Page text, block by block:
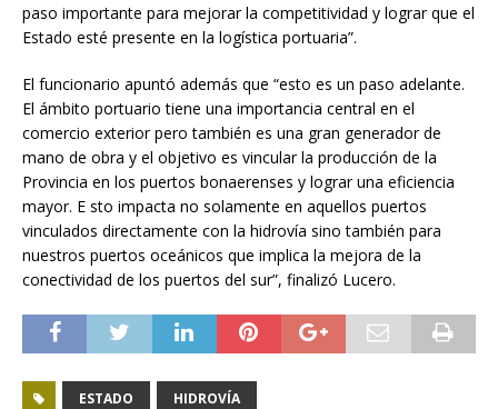
paso importante para mejorar la competitividad y lograr que el
Estado esté presente en la logística portuaria”.
El funcionario apuntó además que “esto es un paso adelante.
El ámbito portuario tiene una importancia central en el
comercio exterior pero también es una gran generador de
mano de obra y el objetivo es vincular la producción de la
Provincia en los puertos bonaerenses y lograr una eficiencia
mayor. E sto impacta no solamente en aquellos puertos
vinculados directamente con la hidrovía sino también para
nuestros puertos oceánicos que implica la mejora de la
conectividad de los puertos del sur”, finalizó Lucero.
ESTADO HIDROVÍA